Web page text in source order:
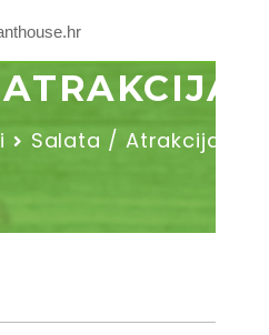
Salata / Atrakcija